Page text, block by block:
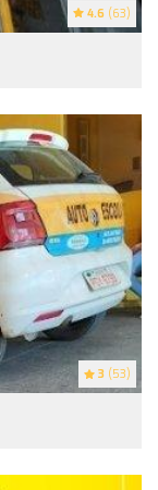
4.6 (63)
3 (53)